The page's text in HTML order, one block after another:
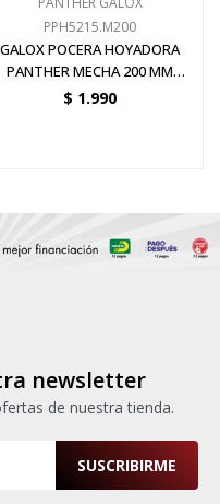
PPH5215.M200
GALOX POCERA HOYADORA
PANTHER MECHA 200 MM
ORIGINAL
$ 1.990
newsletter
de nuestra tienda.
SUSCRIBIRME